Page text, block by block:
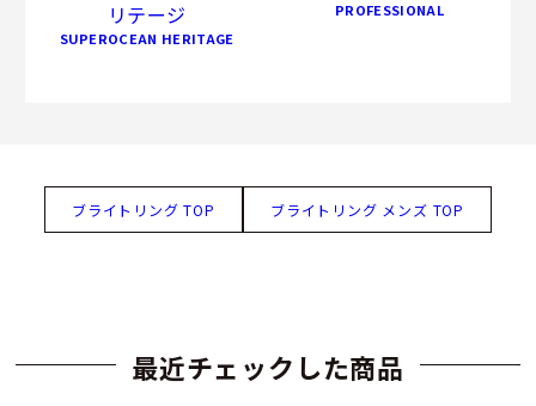
リテージ
SUPEROCEAN HERITAGE
PROFESSIONAL
ブライトリング TOP ブライトリング メンズ TOP
最近チェックした商品